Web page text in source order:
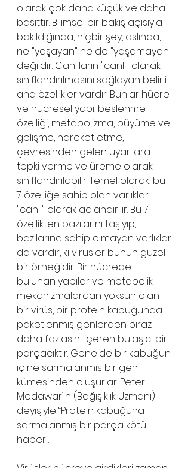
olarak çok daha küçük ve daha
basittir. Bilimsel bir bakış açısıyla
bakıldığında, hiçbir şey, aslında,
ne "yaşayan" ne de "yaşamayan"
değildir. Canlıların "canlı" olarak
sınıflandırılmasını sağlayan belirli
ana özellikler vardır. Bunlar hücre
ve hücresel yapı, beslenme
özelliği, metabolizma, büyüme ve
gelişme, hareket etme,
çevresinden gelen uyarılara
tepki verme ve üreme olarak
sınıflandırılabilir. Temel olarak, bu
7 özelliğe sahip olan varlıklar
"canlı" olarak adlandırılır. Bu 7
özellikten bazılarını taşıyıp,
bazılarına sahip olmayan varlıklar
da vardır, ki virüsler bunun güzel
bir örneğidir. Bir hücrede
bulunan yapılar ve metabolik
mekanizmalardan yoksun olan
bir virüs, bir protein kabuğunda
paketlenmiş genlerden biraz
daha fazlasını içeren bulaşıcı bir
parçacıktır. Genelde bir kabuğun
içine sarmalanmış bir gen
kümesinden oluşurlar. Peter
Medawar’ın (Bağışıklık Uzmanı)
deyişiyle “Protein kabuğuna
sarmalanmış bir parça kötü
haber”.